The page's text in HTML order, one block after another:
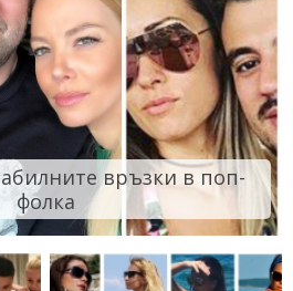
връзки в поп-
фолка